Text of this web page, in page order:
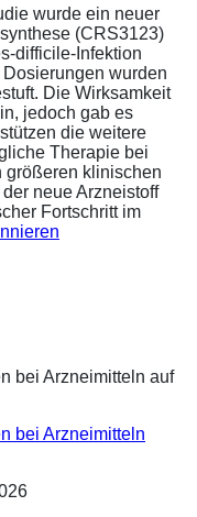
wurde ein neuer
(CRS3123)
difficile-Infektion
wurden
Die Wirksamkeit
jedoch gab es
die weitere
Therapie bei
größeren klinischen
neue Arzneistoff
Fortschritt im
bei Arzneimitteln